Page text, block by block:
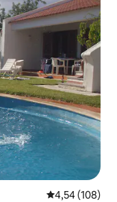
4,54 av 5 i
4,54 (108)